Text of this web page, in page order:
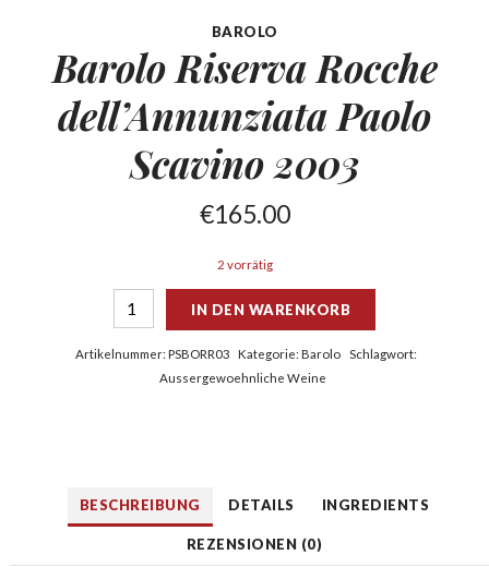
BAROLO
Barolo Riserva Rocche
dell’AnnunziataPaolo
Scavino 2003
€165.00
2 vorrätig
IN DEN WARENKORB
Artikelnummer: PSBORR03 Kategorie:Barolo
Schlagwort:
Aussergewoehnliche Weine
BESCHREIBUNG DETAILS INGREDIENTS
REZENSIONEN (0)